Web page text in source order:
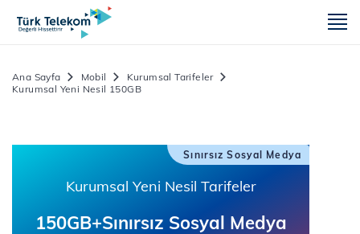
Ana Sayfa Mobil
Kurumsal Tarifeler
Kurumsal Yeni Nesil 150GB
Sınırsız Sosyal Medya
Kurumsal Yeni Nesil Tarifeler
150GB+Sınırsız Sosyal Medya